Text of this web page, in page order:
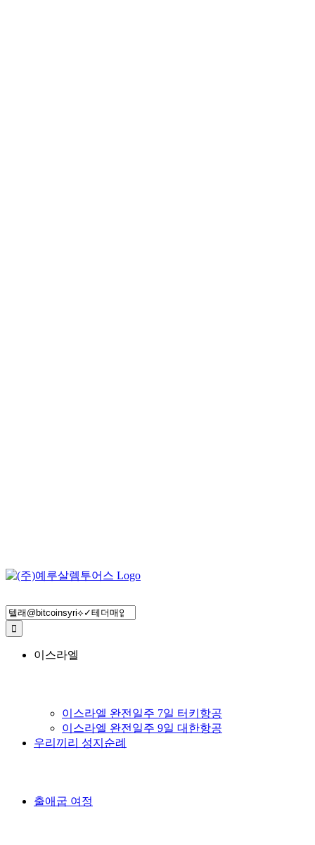
Search
for:
이스라엘
이스라엘 완전일주 7일 터키항공
이스라엘 완전일주 9일 대한항공
우리끼리 성지순례
출애굽 여정